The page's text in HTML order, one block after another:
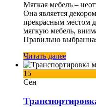
Мягкая мебель –
Она является
прекрасным местом
мягкую мебель,
Правильно
Читать далее
15
Сен